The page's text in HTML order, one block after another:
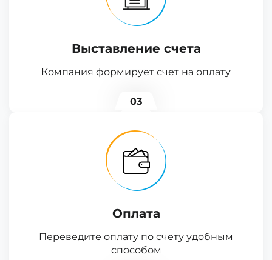
Выставление счета
Компания формирует счет на оплату
03
Оплата
Переведите оплату по счету удобным
способом